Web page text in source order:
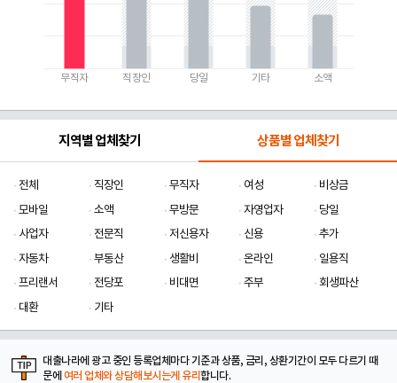
무직자 직장인 당일 기타 소액
지역별 업체찾기 상품별 업체찾기
전체 직장인 무직자 여성
비상금
모바일
소액 무방문 자영업자
당일
사업자
전문직 저신용자 신용
추가
자동차
부동산 생활비 온라인
일용직
프리랜서
전당포 비대면 주부
회생파산
대환
기타
대출나라에 광고 중인 등록업체마다 기준과 상품, 금리, 상환기간이 모두 다르기 때
문에 여러 업체와 상담해보시는게 유리합니다.